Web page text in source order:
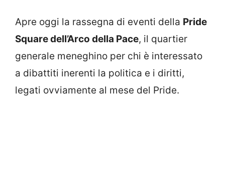
Apre oggi la rassegna di eventi della Pride
Square dell’Arco della Pace, il quartier
generale meneghino per chi è interessato
a dibattiti inerenti la politica e i diritti,
legati ovviamente al mese del Pride.